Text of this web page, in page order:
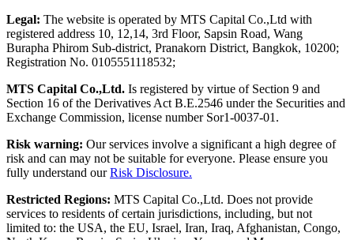
Legal: The website is operated by MTS Capital Co.,Ltd with
registered address 10, 12,14, 3rd Floor, Sapsin Road, Wang
Burapha Phirom Sub-district, Pranakorn District, Bangkok, 10200;
Registration No. 0105551118532;
MTS Capital Co.,Ltd. Is registered by virtue of Section 9 and
Section 16 of the Derivatives Act B.E.2546 under the Securities and
Exchange Commission, license number Sor1-0037-01.
Risk warning: Our services involve a significant a high degree of
risk and can may not be suitable for everyone. Please ensure you
fully understand ourRisk Disclosure.
Restricted Regions: MTS Capital Co.,Ltd. Does not provide
services to residents of certain jurisdictions, including, but not
limited to: the USA, the EU, Israel, Iran, Iraq, Afghanistan, Congo,